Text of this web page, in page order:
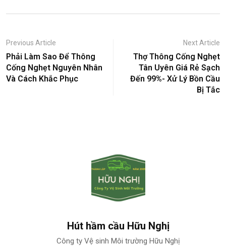
Previous Article
Phải Làm Sao Để Thông
Cống Nghẹt Nguyên Nhân
Và Cách Khắc Phục
Next Article
Thợ Thông Cống Nghẹt
Tân Uyên Giá Rẻ Sạch
Đến 99%- Xử Lý Bồn Cầu
Bị Tắc
Hút hầm cầu Hữu Nghị
Công ty Vệ sinh Môi trường Hữu Nghị